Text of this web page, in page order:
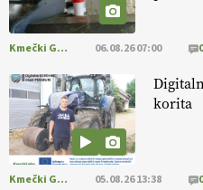
ampak tudi način njene pridelave
@EUAgri #imcap #cap #blog
[EKOloško = LOGIČNO
prilagojene sorte
so temelj
https://t.co/OQSsax7l8V @EUAgri
https://t.co/PAL0zlhVia
Kmečki Glas 06.08.26 07:00 0
korita
Kmečki Glas 05.08.26 13:38 0